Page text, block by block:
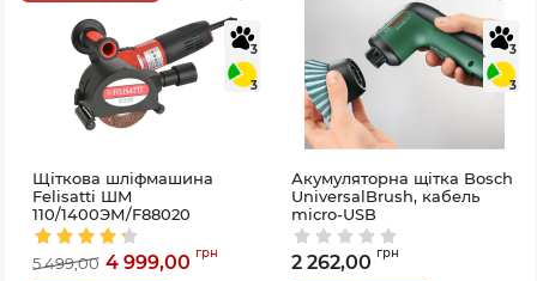
3
3
Щіткова шліфмашина
Felisatti ШМ
110/1400ЭМ/F88020
Артикул:F88020
5 499,00 4 999,00 грн
3
3
Акумуляторна щітка Bosch
UniversalBrush, кабель
micro-USB
Артикул:06033E0000
2 262,00 грн